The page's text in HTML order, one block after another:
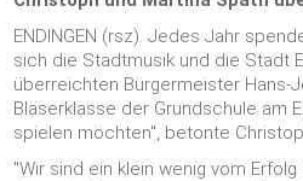
ENDINGEN (rsz). Jedes Jahr
sich die Stadtmusik und die Stadt
überreichten Bürgermeister Hans-
Bläserklasse der Grundschule am
spielen möchten", betonte
"Wir sind ein klein wenig vom